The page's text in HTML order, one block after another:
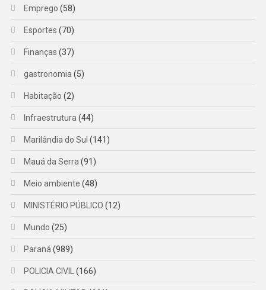
Emprego (58)
Esportes (70)
Finanças (37)
gastronomia (5)
Habitação (2)
Infraestrutura (44)
Marilândia do Sul (141)
Mauá da Serra (91)
Meio ambiente (48)
MINISTÉRIO PÚBLICO (12)
Mundo (25)
Paraná (989)
POLICIA CIVIL (166)